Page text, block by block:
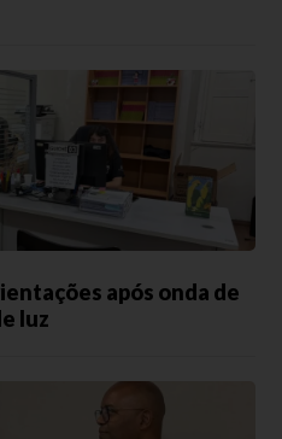
após onda de
luz